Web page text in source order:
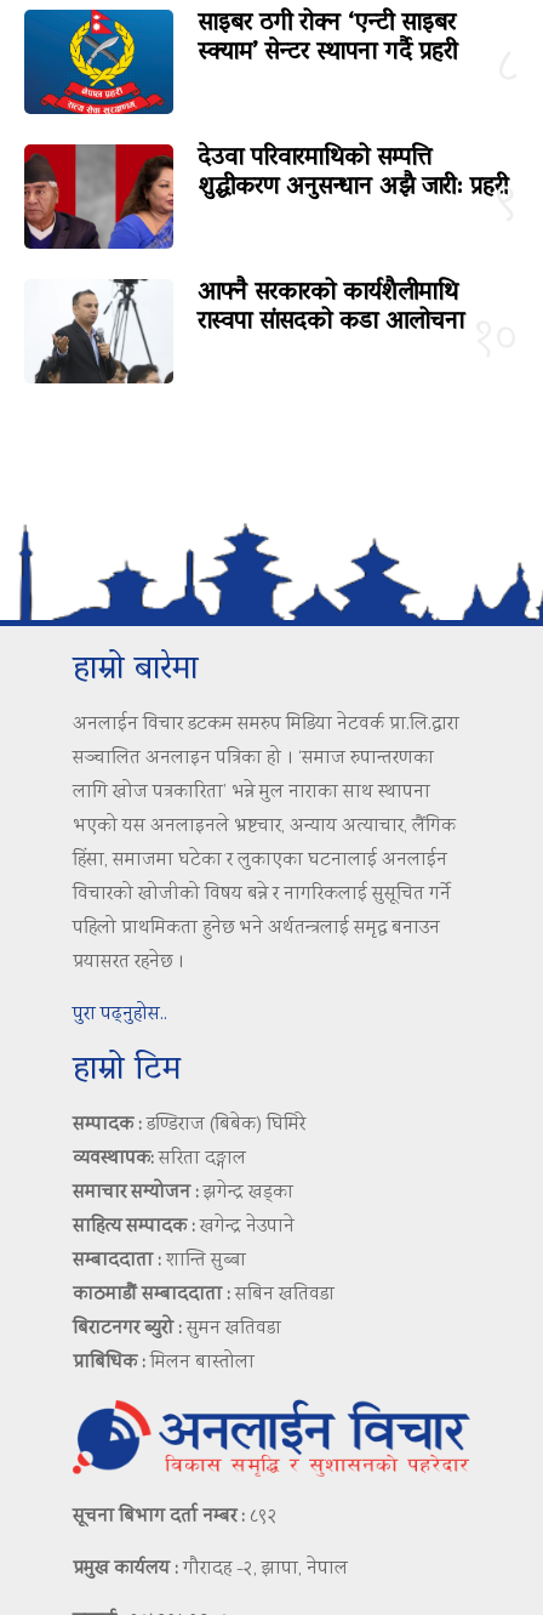
साइबर ठगी रोक्न ‘एन्टी साइबर
स्क्याम’ सेन्टर स्थापना गर्दै प्रहरी
९
देउवा परिवारमाथिको सम्पत्ति
शुद्धीकरण अनुसन्धान अझै जारी: प्रहरी
आफ्नै सरकारको कार्यशैलीमाथि
रास्वपा सांसदको कडा आलोचना
हाम्रो बारेमा
अनलाईन विचार डटकम समरुप मिडिया नेटवर्क प्रा.लि.द्वारा
सञ्चालित अनलाइन पत्रिका हो । ‘समाज रुपान्तरणका
लागि खोज पत्रकारिता’ भन्ने मुल नाराका साथ स्थापना
भएको यस अनलाइनले भ्रष्टचार, अन्याय अत्याचार, लैंगिक
हिंसा, समाजमा घटेका र लुकाएका घटनालाई अनलाईन
विचारको खोजीको विषय बन्ने र नागरिकलाई सुसूचित गर्ने
पहिलो प्राथमिकता हुनेछ भने अर्थतन्त्रलाई समृद्ध बनाउन
प्रयासरत रहनेछ ।
पुरा पढ्नुहोस..
हाम्रो टिम
सम्पादक :डण्डिराज (बिबेक) घिमिरे
व्यवस्थापक:सरिता दङ्गाल
समाचार सम्योजन :झगेन्द्र खड्का
साहित्य सम्पादक :खगेन्द्र नेउपाने
सम्बाददाता :शान्ति सुब्बा
काठमाडौं सम्बाददाता :सबिन खतिवडा
बिराटनगर ब्युरो :सुमन खतिवडा
प्राबिधिक :मिलन बास्तोला
सूचना बिभाग दर्ता नम्बर : ८९२
प्रमुख कार्यलय :गौरादह -२, झापा, नेपाल